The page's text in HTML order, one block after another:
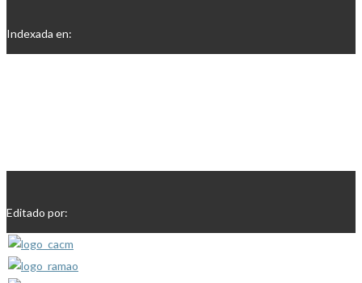
Indexada en:
Editado por: